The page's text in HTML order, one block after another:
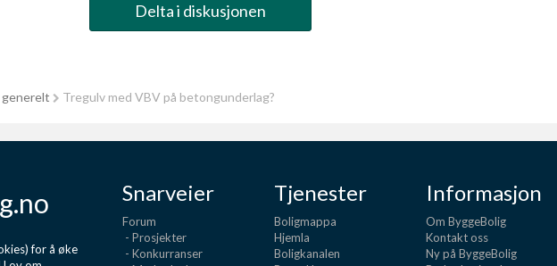
Delta i diskusjonen
Tregulv med VBV på betongunderlag?
for å øke
Snarveier
Forum
- Prosjekter
- Konkurranser
Tjenester
Boligmappa
Hjemla
Boligkanalen
Informasjon
Om ByggeBolig
Kontakt oss
Ny på ByggeBolig